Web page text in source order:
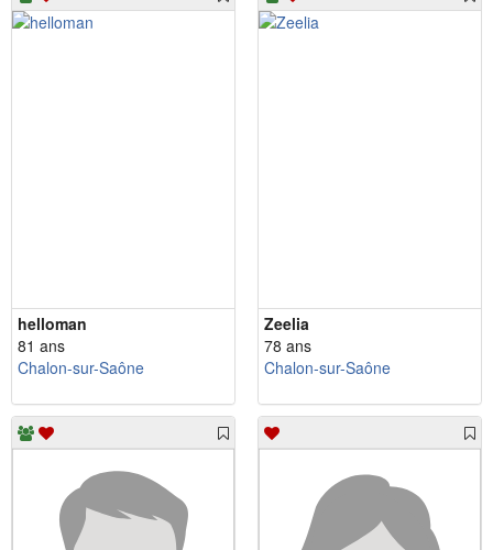
helloman
81 ans
Chalon-sur-Saône
Zeelia
78 ans
Chalon-sur-Saône